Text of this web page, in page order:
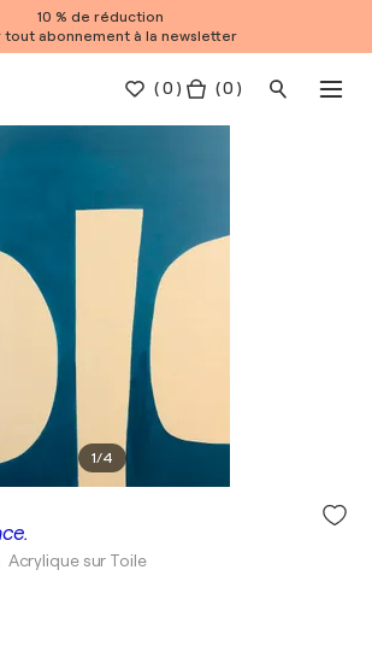
10 % de réduction
tout abonnement à la newsletter
(0 ) ( 0 )
1/4
Acrylique sur Toile